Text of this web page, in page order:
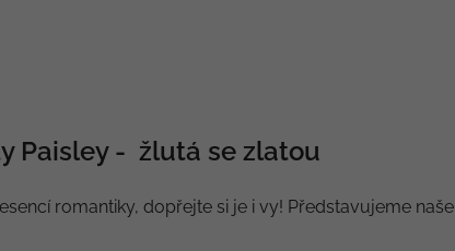
Paisley - žlutá se zlatou
romantiky, dopřejte si je i vy! Představujeme naše